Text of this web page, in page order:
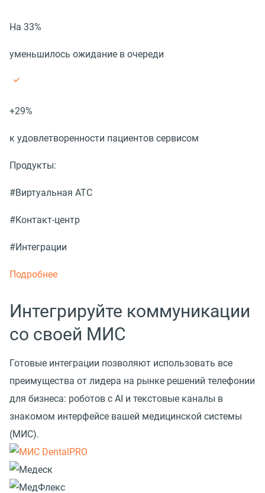
На 33%
уменьшилось ожидание в очереди
+29%
к удовлетворенности пациентов сервисом
Продукты:
#Виртуальная АТС
#Контакт-центр
#Интеграции
Подробнее
Интегрируйте коммуникации
со своей МИС
Готовые интеграции позволяют использовать все
преимущества от лидера на рынке решений телефонии
для бизнеса: роботов с AI и текстовые каналы в
знакомом интерфейсе вашей медицинской системы
(МИС).